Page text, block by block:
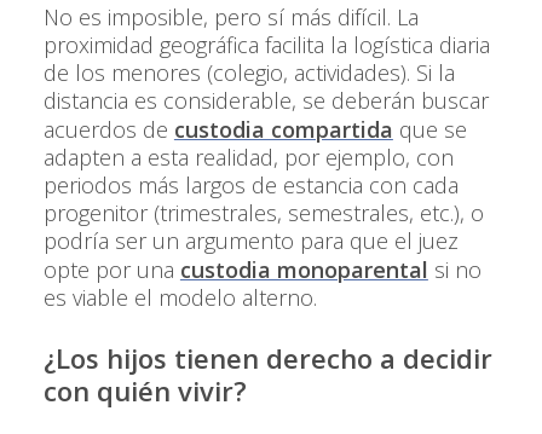
No es imposible, pero sí más difícil. La
proximidad geográfica facilita la logística diaria
de los menores (colegio, actividades). Si la
distancia es considerable, se deberán buscar
acuerdos de custodia compartida que se
adapten a esta realidad, por ejemplo, con
periodos más largos de estancia con cada
progenitor (trimestrales, semestrales, etc.), o
podría ser un argumento para que el juez
opte por una custodia monoparental si no
es viable el modelo alterno.
¿Los hijos tienen derecho a decidir
con quién vivir?